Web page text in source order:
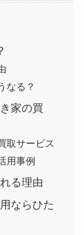
なる？
家の買
取サービス
用事例
る理由
ならひた